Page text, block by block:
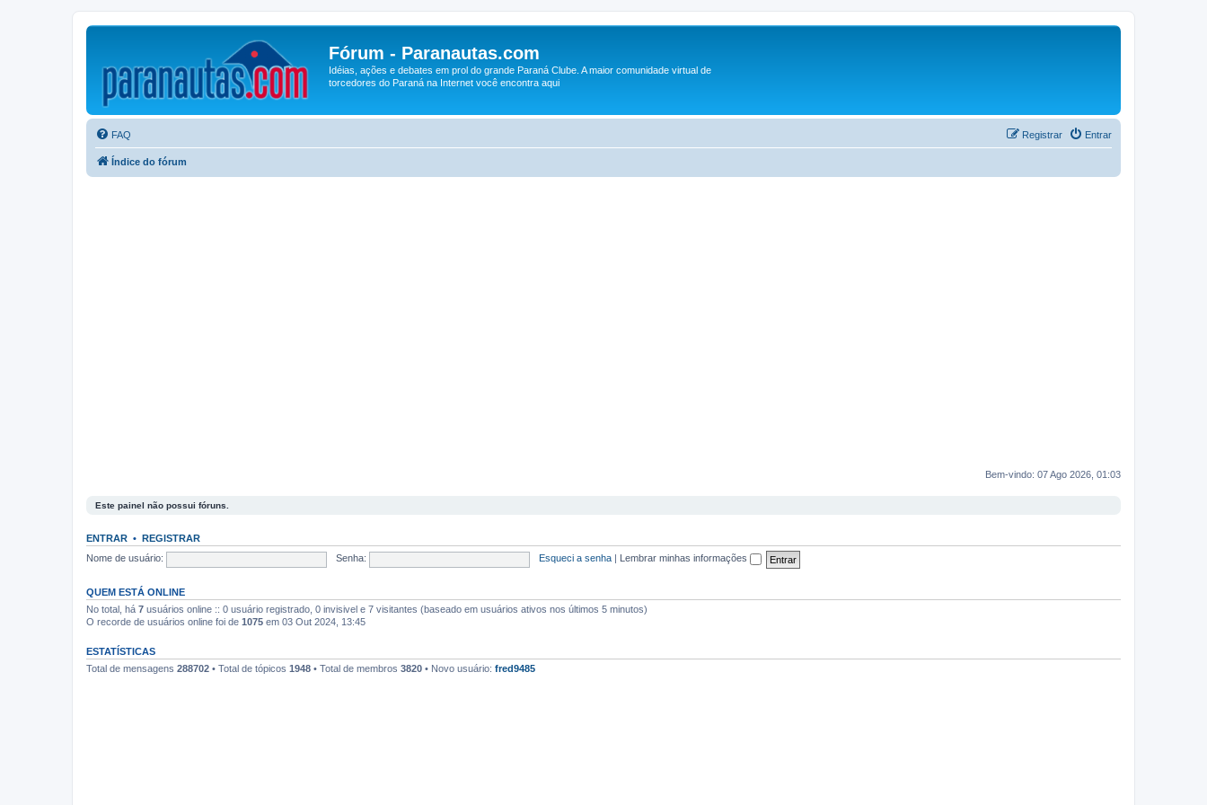
Fórum - Paranautas.com
Idéias, ações e debates em prol do grande Paraná Clube. A maior comunidade virtual de
torcedores do Paraná na Internet você encontra aqui
FAQ Entrar
Registrar
Índice do fórum
Bem-vindo: 07 Ago 2026, 01:03
Este painel não possui fóruns.
ENTRAR • REGISTRAR
Nome de usuário:
Senha: Esqueci a senha Lembrar minhas informações
QUEM ESTÁ ONLINE
No total, há 7 usuários online :: 0 usuário registrado, 0 invisivel e 7 visitantes (baseado em usuários ativos nos últimos 5 minutos)
O recorde de usuários online foi de 1075 em 03 Out 2024, 13:45
ESTATÍSTICAS
Total de mensagens 288702 • Total de tópicos 1948 • Total de membros 3820 • Novo usuário: fred9485